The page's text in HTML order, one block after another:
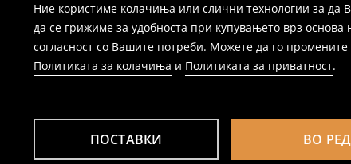
Ние користиме колачиња или слични технологии за да
да се грижиме за удобноста при купувањето врз
согласност со Вашите потреби. Можете да го промените
Политиката за колачиња и Политиката за приватност.
ПОСТАВКИ ВО РЕД